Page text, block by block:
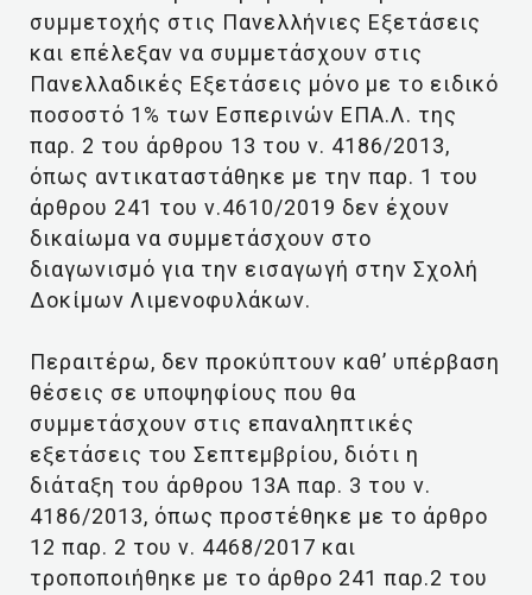
συμμετοχής στις Πανελλήνιες Εξετάσεις
και επέλεξαν να συμμετάσχουν στις
Πανελλαδικές Εξετάσεις μόνο με το ειδικό
ποσοστό 1% των Εσπερινών ΕΠΑ.Λ. της
παρ. 2 του άρθρου 13 του ν. 4186/2013,
όπως αντικαταστάθηκε με την παρ. 1 του
άρθρου 241 του ν.4610/2019 δεν έχουν
δικαίωμα να συμμετάσχουν στο
διαγωνισμό για την εισαγωγή στην Σχολή
Δοκίμων Λιμενοφυλάκων.
Περαιτέρω, δεν προκύπτουν καθ’ υπέρβαση
θέσεις σε υποψηφίους που θα
συμμετάσχουν στις επαναληπτικές
εξετάσεις του Σεπτεμβρίου, διότι η
διάταξη του άρθρου 13Α παρ. 3 του ν.
4186/2013, όπως προστέθηκε με το άρθρο
12 παρ. 2 του ν. 4468/2017 και
τροποποιήθηκε με το άρθρο 241 παρ.2 του